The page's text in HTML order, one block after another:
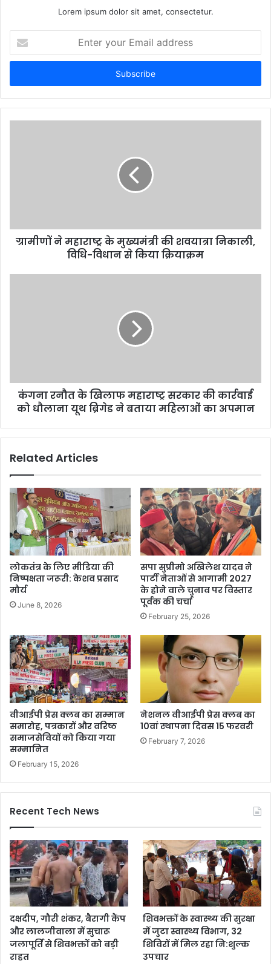
Lorem ipsum dolor sit amet, consectetur.
your
Email
ग्रामीणों ने महाराष्ट्र के मुख्यमंत्री की शवयात्रा निकाली,
विधि-विधान से किया क्रियाक्रम
कंगना रनौत के खिलाफ महाराष्ट्र सरकार की कार्रवाई
को धौलाना यूथ ब्रिगेड ने बताया महिलाओं का अपमान
Related Articles
लोकतंत्र के लिए मीडिया की
निष्पक्षता जरूरी: केशव प्रसाद
मौर्य
June 8, 2026
सपा सुप्रीमो अखिलेश यादव ने
पार्टी नेताओं से आगामी 2027
के होने वाले चुनाव पर विस्तार
पूर्वक की चर्चा
February 25, 2026
वीआईपी प्रेस क्लब का सम्मान
समारोह, पत्रकारों और वरिष्ठ
समाजसेवियों को किया गया
सम्मानित
February 15, 2026
नेशनल वीआईपी प्रेस क्लब का
10वां स्थापना दिवस 15 फरवरी
February 7, 2026
Recent Tech News
दक्षदीप, गौरी शंकर, बैरागी कैंप
और लालजीवाला में सुचारू
जलापूर्ति से शिवभक्तों को बड़ी
राहत
शिवभक्तों के स्वास्थ्य की सुरक्षा
में जुटा स्वास्थ्य विभाग, 32
शिविरों में मिल रहा नि:शुल्क
उपचार